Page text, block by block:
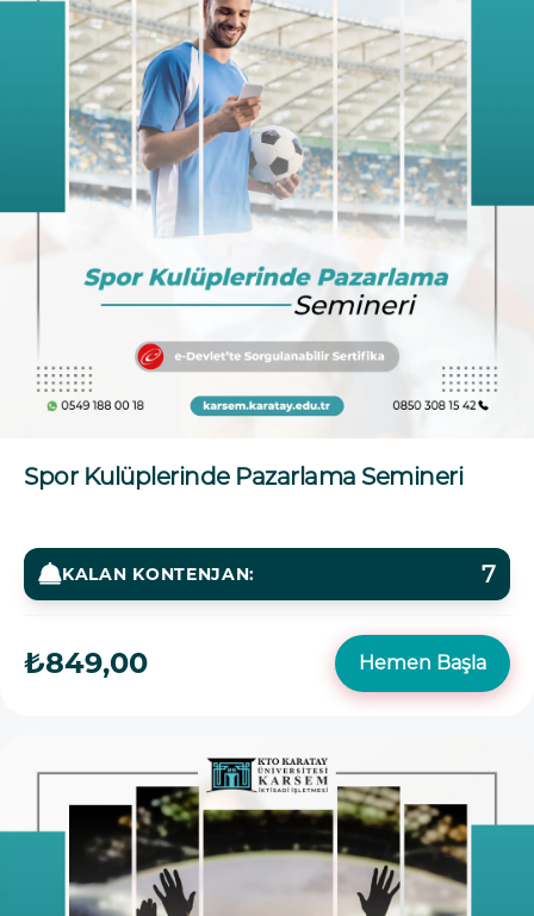
Spor Kulüplerinde Pazarlama Semineri
KALAN KONTENJAN: 7
₺849,00 Hemen Başla